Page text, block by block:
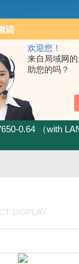
欢迎您！
来自局域网
助您的吗？
0.64 （with LAN）
DISPLAY